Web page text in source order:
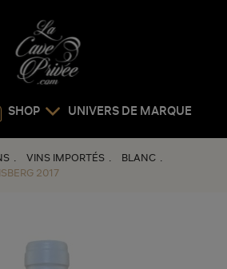
SHOP UNIVERS DE MARQUE
VINS IMPORTÉS
BLANC
2017